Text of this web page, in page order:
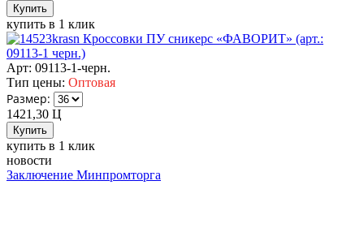
купить в 1 клик
Кроссовки ПУ сникерс «ФАВОРИТ» (арт.:
09113-1 черн.)
Арт: 09113-1-черн.
Тип цены: Оптовая
Размер:
1421,30 Ц
купить в 1 клик
новости
Заключение Минпромторга